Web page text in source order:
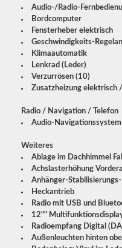
Audio-/Radio-
Bordcomputer
Fensterheber elektrisch
Geschwindigkeits-
Klimaautomatik
Lenkrad (Leder)
Verzurrösen (10)
Zusatzheizung elektrisch
Radio / Navigation / Telefon
Audio-Navigationssystem
Weiteres
Ablage im Dachhimmel
Achslasterhöhung
Anhänger-
Heckantrieb
Radio mit USB und
12""
Radioempfang Digital
Außenleuchten hinten